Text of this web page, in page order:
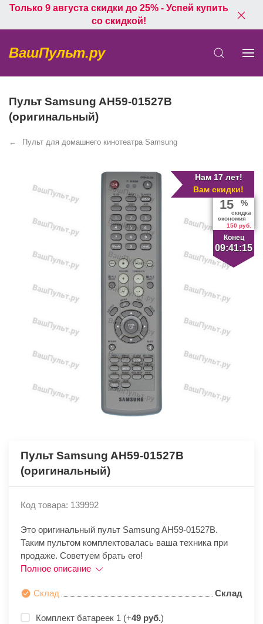
Только 9 августа скидки до 25% - Успей купить
со скидкой!
ВашПульт.ру
Пульт Samsung AH59-01527B
(оригинальный)
Пульт для домашнего кинотеатра Samsung
Нам 17 лет!
Вам скидки!
Конец
09:41:15
15 %
скидка
экономия
150 руб.
Пульт Samsung AH59-01527B
(оригинальный)
Код товара: 139992
Это оригинальный пульт Samsung AH59-01527B.
Таким пультом комплектовалась ваша техника при
продаже. Советуем брать его!
Полное описание
Склад Склад
Комплект батареек 1 (+49 руб.)